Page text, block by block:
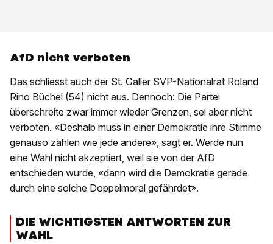
AfD nicht verboten
Das schliesst auch der St. Galler SVP-Nationalrat Roland
Rino Büchel (54) nicht aus. Dennoch: Die Partei
überschreite zwar immer wieder Grenzen, sei aber nicht
verboten. «Deshalb muss in einer Demokratie ihre Stimme
genauso zählen wie jede andere», sagt er. Werde nun
eine Wahl nicht akzeptiert, weil sie von der AfD
entschieden wurde, «dann wird die Demokratie gerade
durch eine solche Doppelmoral gefährdet».
DIE WICHTIGSTEN ANTWORTEN ZUR
WAHL